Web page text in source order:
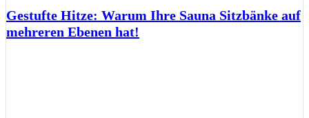
Gestufte Hitze: Warum Ihre Sauna Sitzbänke auf
mehreren Ebenen hat!